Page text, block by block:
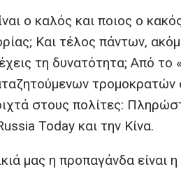
ο καλός και ποιος ο
Και τέλος πάντων,
τη δυνατότητα; Από το
τρομοκρατών
στους πολίτες:
Today και την Κίνα.
μας η προπαγάνδα είναι